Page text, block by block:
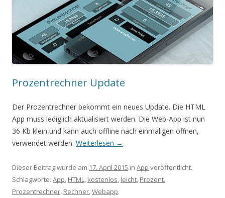
Prozentrechner Update
Der Prozentrechner bekommt ein neues Update. Die HTML
App muss lediglich aktualisiert werden. Die Web-App ist nun
36 Kb klein und kann auch offline nach einmaligen öffnen,
verwendet werden. Weiterlesen →
Dieser Beitrag wurde am 17. April 2015 in App veröffentlicht.
Schlagworte: App, HTML, kostenlos, leicht, Prozent,
Prozentrechner, Rechner,Webapp.